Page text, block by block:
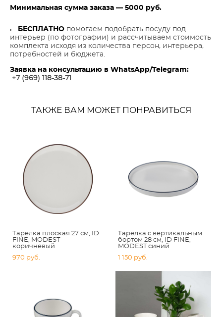
Минимальная сумма заказа — 5000 руб.
БЕСПЛАТНО помогаем подобрать посуду под
интерьер (по фотографии) и рассчитываем стоимость
комплекта исходя из количества персон, интерьера,
потребностей и бюджета.
Заявка на консультацию в WhatsApp/Telegram:
+7 (969) 118-38-7
ТАКЖЕ ВАМ МОЖЕТ ПОНРАВИТЬСЯ
Тарелка плоская 27 см, ID
FINE, MODEST
коричневый
970 pуб.
Тарелка с вертикальным
бортом 28 см, ID FINE,
MODEST синий
1 150 pуб.